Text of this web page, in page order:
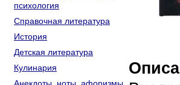
психология
Справочная литература
История
Детская литература
Кулинария